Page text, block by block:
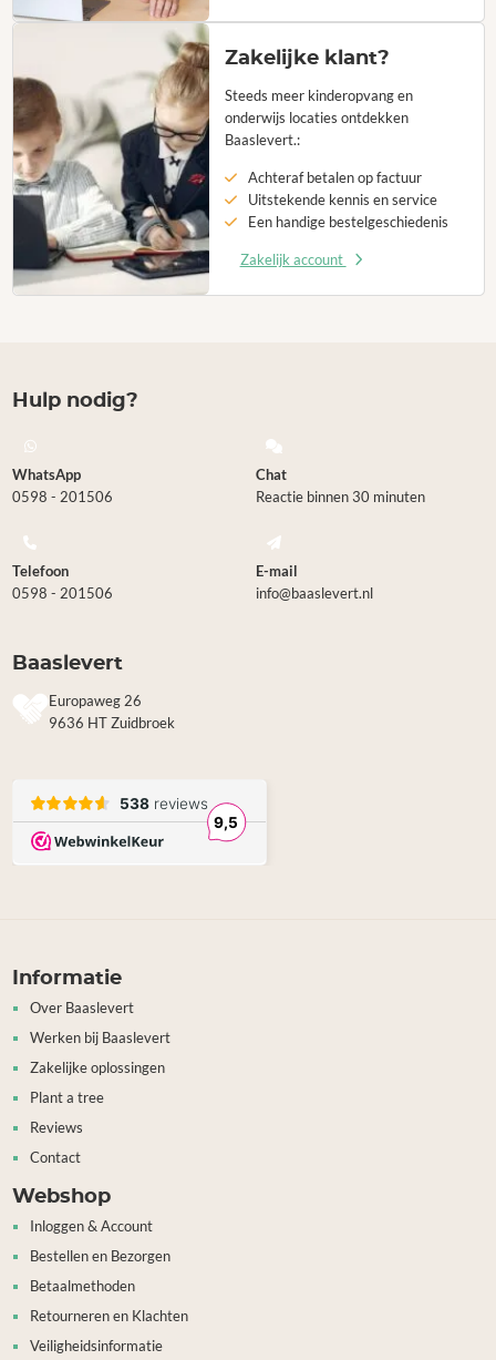
Zakelijke klant?
Steeds meer kinderopvang en
onderwijs locaties ontdekken
Baaslevert.:
Achteraf betalen op factuur
Uitstekende kennis en service
Een handige bestelgeschiedenis
Zakelijk account
Hulp nodig?
WhatsApp
0598 - 201506
Chat
Reactie binnen 30 minuten
Telefoon
0598 - 201506
E-mail
info@baaslevert.nl
Baaslevert
Europaweg 26
9636 HT Zuidbroek
Informatie
Over Baaslevert
Werken bij Baaslevert
Zakelijke oplossingen
Plant a tree
Reviews
Contact
Webshop
Inloggen & Account
Bestellen en Bezorgen
Betaalmethoden
Retourneren en Klachten
Veiligheidsinformatie